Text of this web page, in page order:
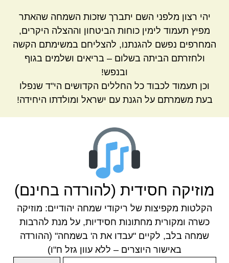
יהי רצון מלפני השם יתברך שזכות השמחה שהאתר
מפיץ תעמוד לימין כוחות הביטחון וההצלה היקרים,
המחרפים נפשם להגנתנו, להצליחם במשימתם הקשה
ולחזרתם הביתה בשלום – בריאים ושלמים בגוף
ובנפש!
וכן תעמוד לכבוד כל החללים הקדושים הי"ד שנפלו
בעת משמרתם על הגנת עם ישראל ומולדתו היחידה!
מוזיקה חסידית (להורדה בחינם)
הקלטות מקפיצות של ריקודי שמחה יהודיים: מוזיקה
כשרה ומקורית מחתונות חסידיות, על מנת להרבות
שמחה בלב, לקיים "עבדו את ה' בשמחה" (ההורדה
באישור היוצרים – ללא עוון גזל ח"ו)